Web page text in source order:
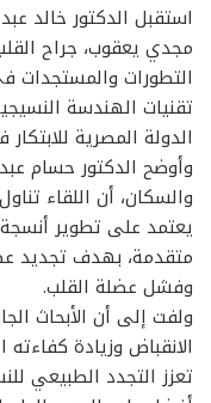
استقبل الدكتور خالد
مجدي يعقوب، جراح
التطورات والمستجدات
تقنيات الهندسة
الدولة المصرية
وأوضح الدكتور حسام
والسكان، أن اللقاء
يعتمد على تطوير أنسجة
متقدمة، بهدف تجديد
وفشل عضلة القلب.
ولفت إلى أن الأبحاث
الانقباض وزيادة
تعزز التجدد الطبيعي